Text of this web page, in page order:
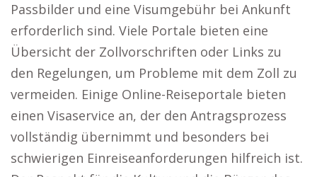
Passbilder und eine Visumgebühr bei Ankunft
erforderlich sind. Viele Portale bieten eine
Übersicht der Zollvorschriften oder Links zu
den Regelungen, um Probleme mit dem Zoll zu
vermeiden. Einige Online-Reiseportale bieten
einen Visaservice an, der den Antragsprozess
vollständig übernimmt und besonders bei
schwierigen Einreiseanforderungen hilfreich ist.